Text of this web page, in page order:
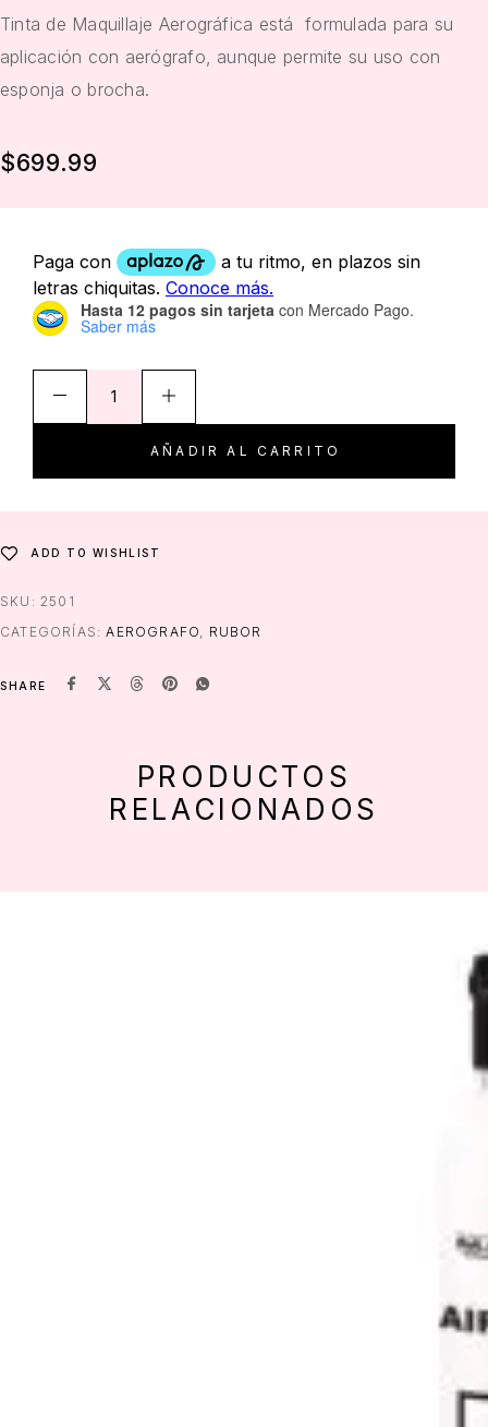
Tinta de Maquillaje Aerográfica está formulada para su
aplicación con aerógrafo, aunque permite su uso con
esponja o brocha.
$699.99
Hasta 12 pagos sin tarjeta con Mercado Pago.
Saber más
AÑADIR AL CARRITO
ADD TO WISHLIST
SKU: 2501
CATEGORÍAS:AEROGRAFO, RUBOR
SHARE
PRODUCTOS
RELACIONADOS